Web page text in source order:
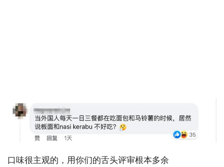
口味很主观的，用你们的舌头评审根本多余